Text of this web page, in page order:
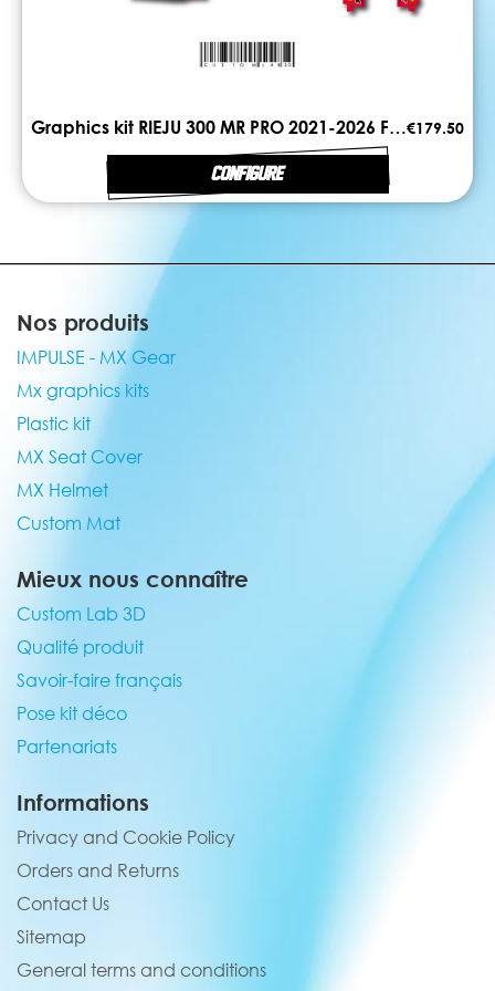
Graphics kit RIEJU 300 MR PRO 2021-2026 FIRST€179.50
CONFIGURE
Nos produits
IMPULSE - MX Gear
Mx graphics kits
Plastic kit
MX Seat Cover
MX Helmet
Custom Mat
Mieux nous connaître
Custom Lab 3D
Qualité produit
Savoir-faire français
Pose kit déco
Partenariats
Informations
Privacy and Cookie Policy
Orders and Returns
Contact Us
Sitemap
General terms and conditions